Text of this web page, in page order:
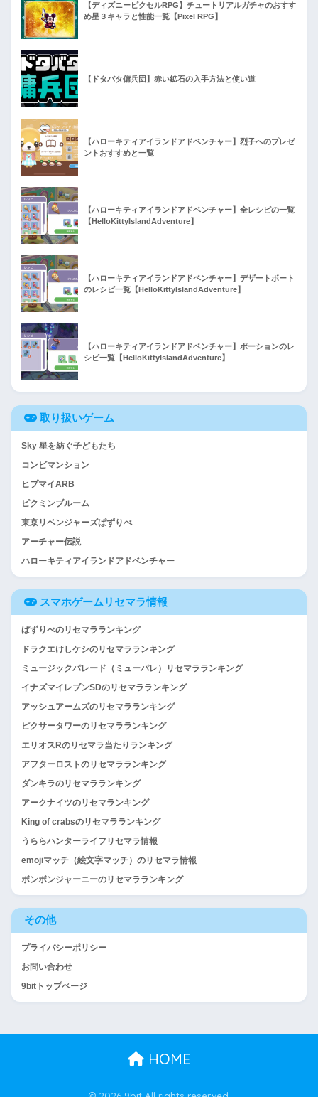
【ディズニーピクセルRPG】チュートリアルガチャのおすす
め星３キャラと性能一覧【Pixel RPG】
【ドタバタ傭兵団】赤い鉱石の入手方法と使い道
【ハローキティアイランドアドベンチャー】烈子へのプレゼ
ントおすすめと一覧
【ハローキティアイランドアドベンチャー】全レシピの一覧
【HelloKittyIslandAdventure】
【ハローキティアイランドアドベンチャー】デザートボート
のレシピ一覧【HelloKittyIslandAdventure】
【ハローキティアイランドアドベンチャー】ポーションのレ
シピ一覧【HelloKittyIslandAdventure】
取り扱いゲーム
Sky 星を紡ぐ子どもたち
コンビマンション
ヒプマイARB
ピクミンブルーム
東京リベンジャーズぱずりべ
アーチャー伝説
ハローキティアイランドアドベンチャー
スマホゲームリセマラ情報
ぱずりべのリセマラランキング
ドラクエけしケシのリセマラランキング
ミュージックパレード（ミューパレ）リセマラランキング
イナズマイレブンSDのリセマラランキング
アッシュアームズのリセマラランキング
ピクサータワーのリセマラランキング
エリオスRのリセマラ当たりランキング
アフターロストのリセマラランキング
ダンキラのリセマラランキング
アークナイツのリセマランキング
King of crabsのリセマラランキング
うららハンターライフリセマラ情報
emojiマッチ（絵文字マッチ）のリセマラ情報
ボンボンジャーニーのリセマラランキング
その他
プライバシーポリシー
お問い合わせ
9bitトップページ
HOME